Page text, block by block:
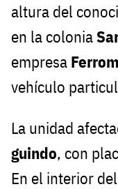
altura del
en la colonia
empresa
vehículo
La unidad
guindo, con
En el interior